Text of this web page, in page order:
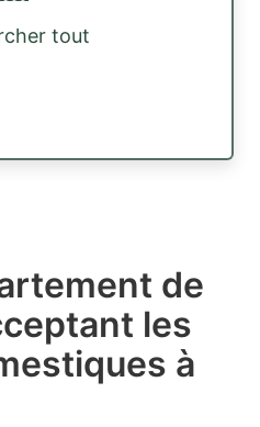
tout
de
les
à